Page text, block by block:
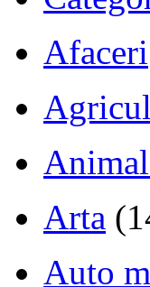
Afaceri
Arta
Auto